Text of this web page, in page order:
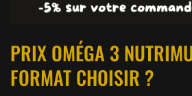
PRIX OMÉGA 3
FORMAT CHOISIR ?